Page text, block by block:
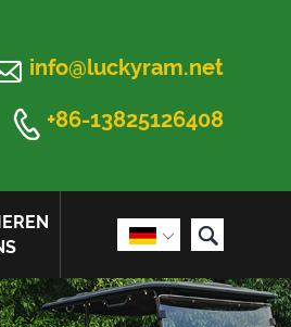
info@luckyram.net
 +86-13825126408
 